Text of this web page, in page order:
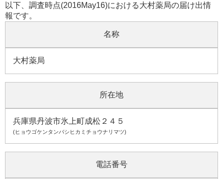
以下、調査時点(2016May16)における大村薬局の届け出情
報です。
名称
大村薬局
所在地
兵庫県丹波市氷上町成松２４５
(ヒョウゴケンタンバシヒカミチョウナリマツ)
電話番号